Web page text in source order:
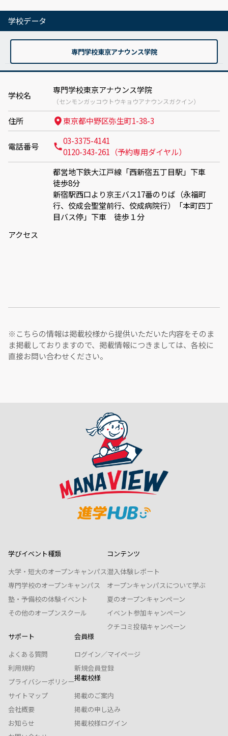
学校データ
専門学校東京アナウンス学院
学校名
専門学校東京アナウンス学院
（センモンガッコウトウキョウアナウンスガクイン）
住所 東京都中野区弥生町1-38-3
電話番号
03-3375-4141
0120-343-261（予約専用ダイヤル）
アクセス
都営地下鉄大江戸線「西新宿五丁目駅」下車
徒歩8分
新宿駅西口より京王バス17番のりば（永福町
行、佼成会聖堂前行、佼成病院行）「本町四丁
目バス停」下車 徒歩１分
※こちらの情報は掲載校様から提供いただいた内容をそのま
ま掲載しておりますので、掲載情報につきましては、各校に
直接お問い合わせください。
学びイベント種類
大学・短大のオープンキャンパス
専門学校のオープンキャンパス
塾・予備校の体験イベント
その他のオープンスクール
コンテンツ
潜入体験レポート
オープンキャンパスについて学ぶ
夏のオープンキャンペーン
イベント参加キャンペーン
クチコミ投稿キャンペーン
サポート
よくある質問
利用規約
プライバシーポリシー
サイトマップ
会社概要
お知らせ
会員様
ログイン／マイページ
新規会員登録
掲載校様
掲載のご案内
掲載の申し込み
掲載校様ログイン